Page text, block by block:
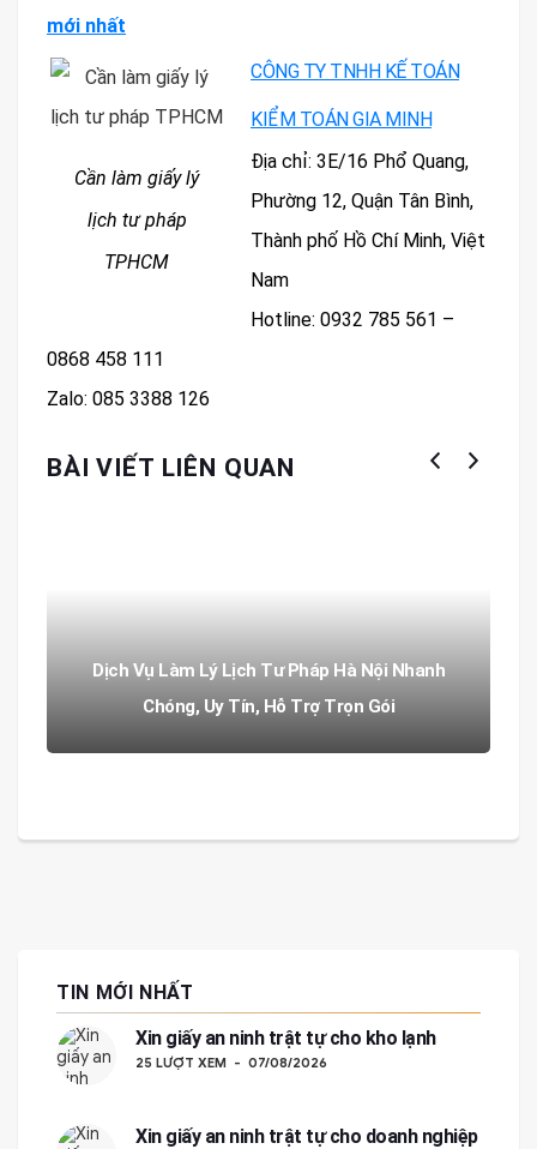
mới nhất
Cần làm giấy lý
lịch tư pháp
TPHCM
CÔNG TY TNHH KẾ TOÁN
KIỂM TOÁN GIA MINH
Địa chỉ: 3E/16 Phổ Quang,
Phường 12, Quận Tân Bình,
Thành phố Hồ Chí Minh, Việt
Nam
Hotline: 0932 785 561 –
0868 458 111
Zalo: 085 3388 126
BÀI VIẾT LIÊN QUAN
Dịch Vụ Làm Lý Lịch Tư Pháp Hà Nội Nhanh
Chóng, Uy Tín, Hỗ Trợ Trọn Gói
TIN MỚI NHẤT
Xin giấy an ninh trật tự cho kho lạnh
25 LƯỢT XEM 07/08/2026
Xin giấy an ninh trật tự cho doanh nghiệp